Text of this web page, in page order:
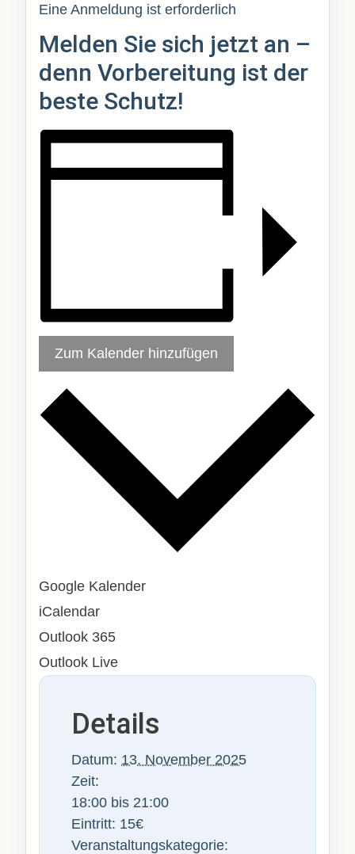
Eine Anmeldung ist erforderlich
Melden Sie sich jetzt an –
denn Vorbereitung ist der
beste Schutz!
Zum Kalender hinzufügen
Google Kalender
iCalendar
Outlook 365
Outlook Live
Details
Datum: 13. November 2025
Zeit:
18:00 bis 21:00
Eintritt: 15€
Veranstaltungskategorie: